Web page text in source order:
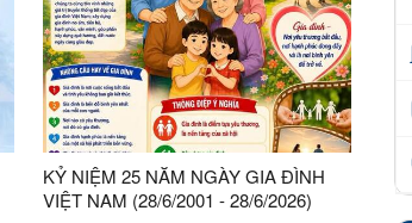
KỶ NIỆM 25 NĂM NGÀY GIA ĐÌNH
VIỆT NAM (28/6/2001 - 28/6/2026)